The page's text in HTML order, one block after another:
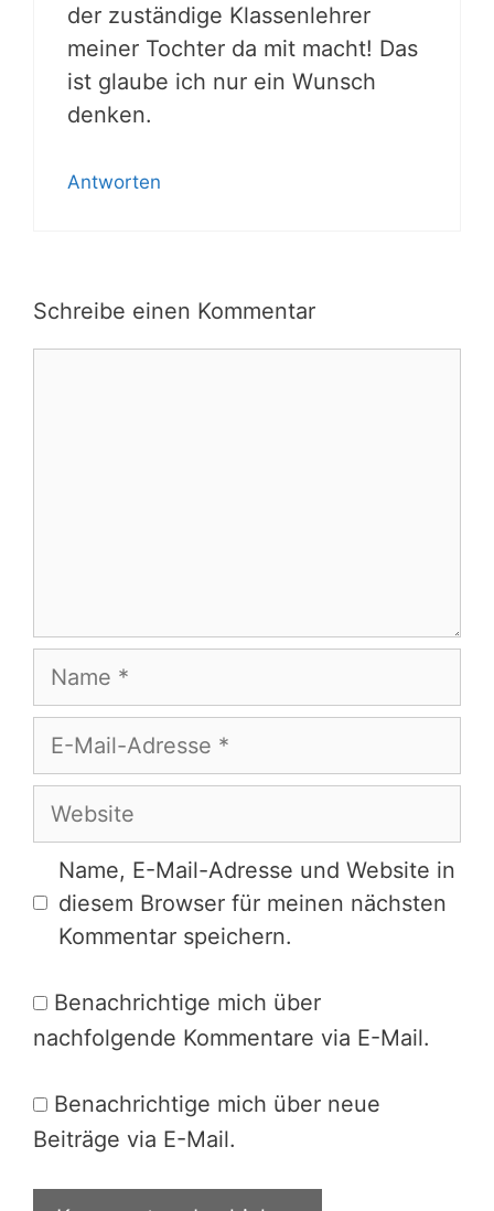
der zuständige Klassenlehrer
meiner Tochter da mit macht! Das
ist glaube ich nur ein Wunsch
denken.
Antworten
Schreibe einen Kommentar
Name
E-
Website
Name, E-Mail-Adresse und Website in
diesem Browser für meinen nächsten
Kommentar speichern.
Benachrichtige mich über
nachfolgende Kommentare via E-Mail.
Benachrichtige mich über neue
Beiträge via E-Mail.